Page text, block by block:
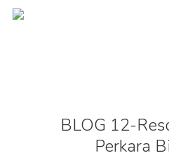
BLOG 12-
Perkara